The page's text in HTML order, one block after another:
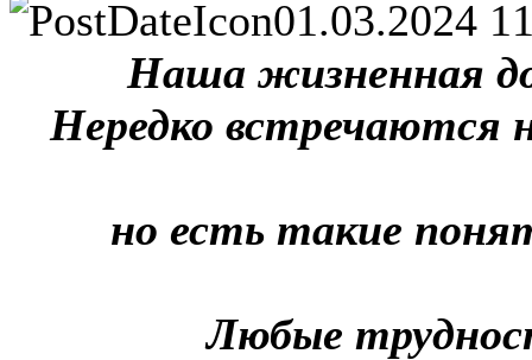
01.03.2024
Наша жизненная
Нередко встречаются
но есть такие
Любые